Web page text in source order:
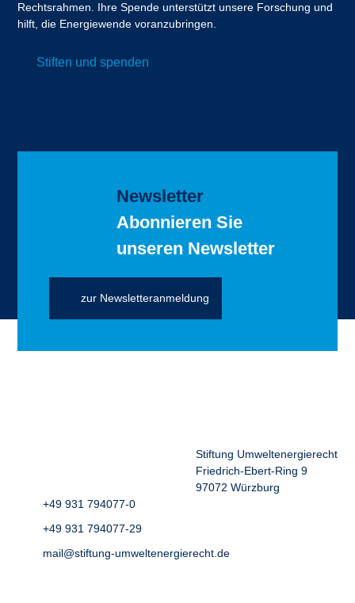
Rechtsrahmen. Ihre Spende unterstützt unsere Forschung und
hilft, die Energiewende voranzubringen.
Stiften und spenden
Newsletter
Abonnieren Sie
unseren Newsletter
zur Newsletteranmeldung
Stiftung Umweltenergierecht
Friedrich-Ebert-Ring 9
97072 Würzburg
+49 931 794077-0
+49 931 794077-29
mail@stiftung-umweltenergierecht.de